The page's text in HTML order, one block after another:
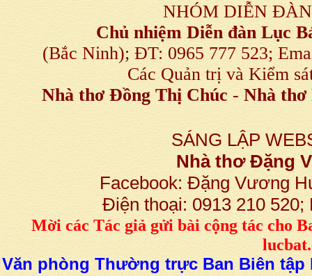
NHÓM DIỄN
Chủ nhiệm Diễn đàn Lục
(Bắc Ninh); ĐT: 0965 777 523;
Các Quản trị và Kiểm
Nhà thơ Đồng Thị Chúc - Nhà thơ
SÁNG LẬP
Nhà thơ Đặng
Facebook: Đặng Vương
Điện thoại: 0913 210
Mời các Tác giả gửi bàicộng tác cho
Văn phòng Thường trực Ban Biên tập